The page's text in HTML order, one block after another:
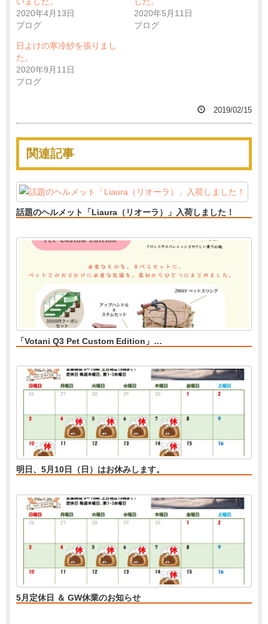
2020年4月13日
ブログ
2020年5月11日
ブログ
日よけの寒冷紗を張りまし
た。
2020年9月11日
ブログ
2019/02/15
関連記事
話題のヘルメット「Liaura（リオーラ）」入荷しました！
「Votani Q3 Pet Custom Edition」…
明日、5月10日（日）はお休みします。
5月定休日 ＆ GW休業のお知らせ